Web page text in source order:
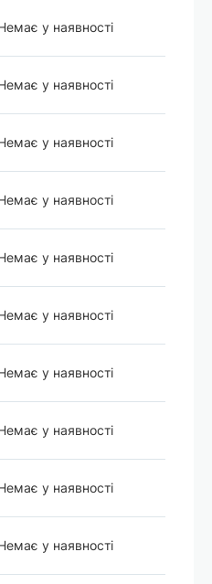
у наявності
у наявності
у наявності
у наявності
у наявності
у наявності
у наявності
у наявності
у наявності
у наявності